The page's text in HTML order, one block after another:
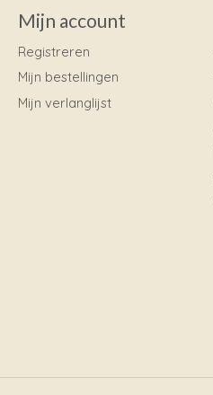
Mijn account
Registreren
Mijn bestellingen
Mijn verlanglijst